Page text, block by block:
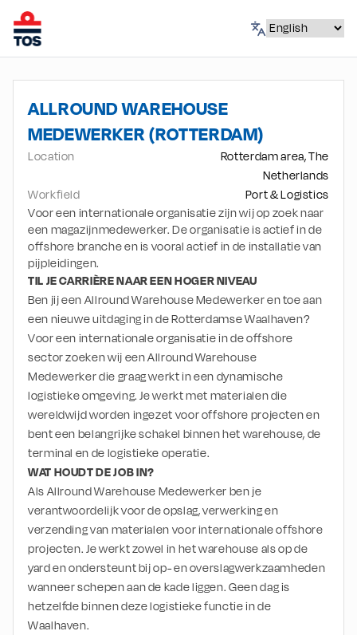
ALLROUND WAREHOUSE
MEDEWERKER (ROTTERDAM)
Location
Rotterdam area, The
Netherlands
Workfield
Port & Logistics
Voor een internationale organisatie zijn wij op zoek naar
een magazijnmedewerker. De organisatie is actief in de
offshore branche en is vooral actief in de installatie van
pijpleidingen.
TIL JE CARRIÈRE NAAR EEN HOGER NIVEAU
Ben jij een Allround Warehouse Medewerker en toe aan
een nieuwe uitdaging in de Rotterdamse Waalhaven?
Voor een internationale organisatie in de offshore
sector zoeken wij een Allround Warehouse
Medewerker die graag werkt in een dynamische
logistieke omgeving. Je werkt met materialen die
wereldwijd worden ingezet voor offshore projecten en
bent een belangrijke schakel binnen het warehouse, de
terminal en de logistieke operatie.
WAT HOUDT DE JOB IN?
Als Allround Warehouse Medewerker ben je
verantwoordelijk voor de opslag, verwerking en
verzending van materialen voor internationale offshore
projecten. Je werkt zowel in het warehouse als op de
yard en ondersteunt bij op- en overslagwerkzaamheden
wanneer schepen aan de kade liggen. Geen dag is
hetzelfde binnen deze logistieke functie in de
Waalhaven.